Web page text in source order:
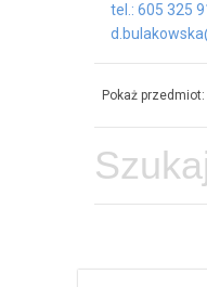
tel.: 605 325
Pokaż przedmiot: